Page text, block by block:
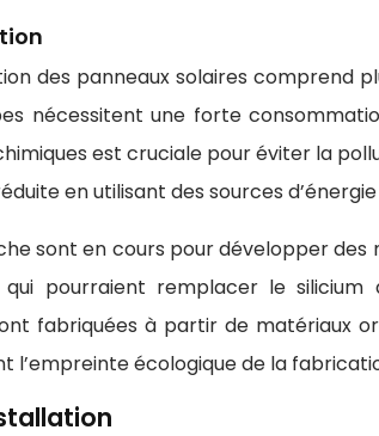
des panneaux solaires comprend
nécessitent une forte
est cruciale pour éviter la
en utilisant des sources
sont en cours pour développer
pourraient remplacer le silicium
fabriquées à partir de matériaux
l’empreinte écologique de la